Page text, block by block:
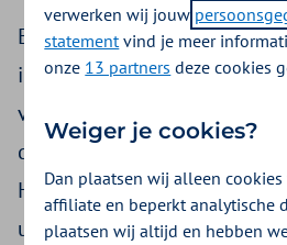
Elk behandeltraject start met
intake en onderzoek. Soms
verwijzing van een arts.
direct naar uw praktijk of
Hieronder leggen we uit
uw declaraties.
verwerken wij jouw
statementvind je meer
onze 13 partners deze cookies
Weiger je cookies?
Dan plaatsen wij alleen
affiliate en beperkt analytische
plaatsen wij altijd en hebben